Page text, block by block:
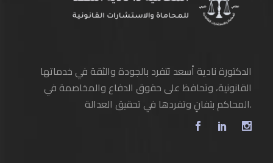
الدكتورة نادية أسعد تتفرد بالجودة والثقة في خدماتها
القانونية، وتحافظ على حقوق الدفاع والمخاصمة في
المحاكم بتفانٍ وتفردها في تحقيق العدالة.